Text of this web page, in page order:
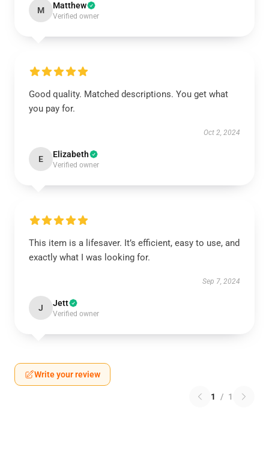
M Matthew
Verified owner
Good quality. Matched descriptions. You get what
you pay for.
Oct 2, 2024
E Elizabeth
Verified owner
This item is a lifesaver. It’s efficient, easy to use, and
exactly what I was looking for.
Sep 7, 2024
J Jett
Verified owner
Write your review
1 / 1